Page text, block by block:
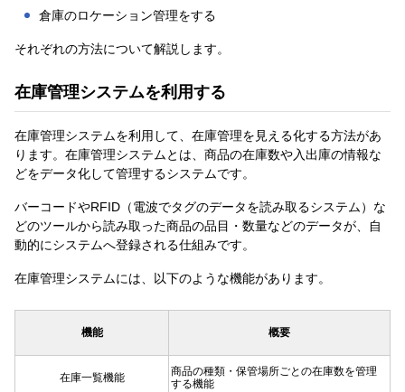
倉庫のロケーション管理をする
それぞれの方法について解説します。
在庫管理システムを利用する
在庫管理システムを利用して、在庫管理を見える化する方法があ
ります。在庫管理システムとは、商品の在庫数や入出庫の情報な
どをデータ化して管理するシステムです。
バーコードやRFID（電波でタグのデータを読み取るシステム）な
どのツールから読み取った商品の品目・数量などのデータが、自
動的にシステムへ登録される仕組みです。
在庫管理システムには、以下のような機能があります。
機能 概要
在庫一覧機能
商品の種類・保管場所ごとの在庫数を管理
する機能